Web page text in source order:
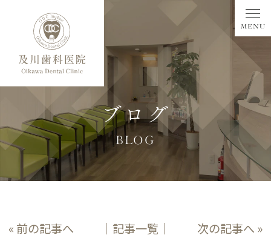
ブログ
BLOG
« 前の記事へ │記事一覧│ 次の記事へ »